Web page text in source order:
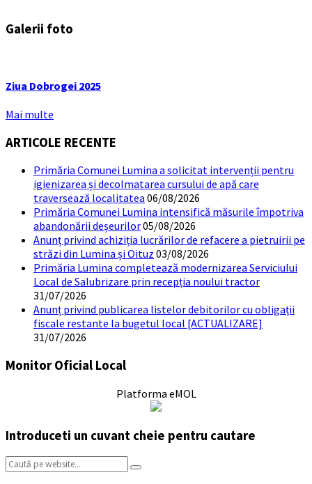
Galerii foto
Ziua Dobrogei 2025
Mai multe
ARTICOLE RECENTE
Primăria Comunei Lumina a solicitat intervenții pentru
igienizarea și decolmatarea cursului de apă care
traversează localitatea 06/08/2026
Primăria Comunei Lumina intensifică măsurile împotriva
abandonării deșeurilor05/08/2026
Anunț privind achiziția lucrărilor de refacere a pietruirii pe
străzi din Lumina și Oituz 03/08/2026
Primăria Lumina completează modernizarea Serviciului
Local de Salubrizare prin recepția noului tractor
31/07/2026
Anunț privind publicarea listelor debitorilor cu obligații
fiscale restante la bugetul local [ACTUALIZARE]
31/07/2026
Monitor Oficial Local
Platforma eMOL
Introduceti un cuvant cheie pentru cautare
Search: